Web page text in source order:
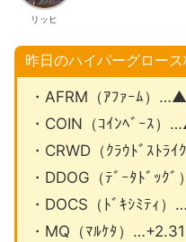
リッヒ
昨日のハイパーグロー
・AFRM（ｱﾌｧｰﾑ）
・COIN（ｺｲﾝﾍﾞｰｽ）
・CRWD（ｸﾗｳﾄﾞｽﾄﾗ
・DDOG（ﾃﾞｰﾀﾄﾞｯｸ
・DOCS（ﾄﾞｷｼﾐﾃｨ）
・MQ（ﾏﾙｹﾀ）